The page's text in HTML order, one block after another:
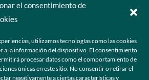
el consentimiento de
utilizamos tecnologías como las cookies
a la información del dispositivo. El consentimiento
procesar datos como el comportamiento de
únicas en este sitio. No consentir o retirar el
negativamente a ciertas características y
7725 (Ventas)
omk.com